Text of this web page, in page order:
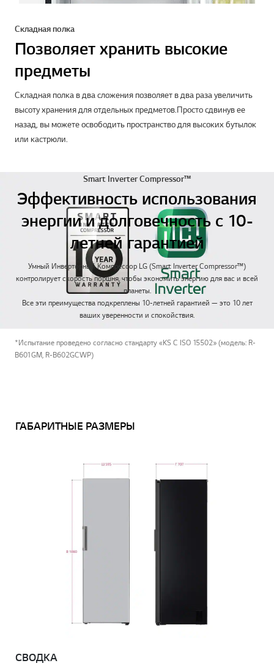
Складная полка
Позволяет хранить высокие
предметы
Складная полка в два сложения позволяет в два раза увеличить
высоту хранения для отдельных предметов.Просто сдвинув ее
назад, вы можете освободить пространство для высоких бутылок
или кастрюли.
Smart Inverter Compressor™
Эффективность использования
энергии и долговечность с 10-
летней гарантией
Умный Инверторный Компрессор LG (Smart Inverter Compressor™)
контролирует скорость поршня, чтобы экономить энергию для вас и всей
планеты.
Все эти преимущества подкреплены 10-летней гарантией — это 10 лет
ваших уверенности и спокойствия.
*Испытание проведено согласно стандарту «KS C ISO 15502» (модель: R-
B601GM, R-B602GCWP)
ГАБАРИТНЫЕ РАЗМЕРЫ
СВОДКА